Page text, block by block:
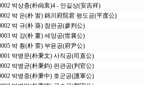
박상충(朴尙衷)4 - 안길상(安吉祥)
박 은(朴 訔) 錦川府院君 평도공(平度公)
박 규(朴 葵) 참판공(參判公)
박 강(朴 薑) 세양공(世襄公)
박 훤(朴 萱) 부윤공(府尹公)
박병문(朴秉文) 사직공(司直公)
박병균(朴秉鈞) 판관공(判官公)
박병중(朴秉中) 호군공(護軍公)